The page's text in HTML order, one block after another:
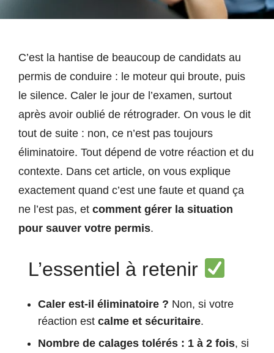
C’est la hantise de beaucoup de candidats au
permis de conduire : le moteur qui broute, puis
le silence. Caler le jour de l’examen, surtout
après avoir oublié de rétrograder. On vous le dit
tout de suite : non, ce n’est pas toujours
éliminatoire. Tout dépend de votre réaction et du
contexte. Dans cet article, on vous explique
exactement quand c’est une faute et quand ça
ne l’est pas, et comment gérer la situation
pour sauver votre permis.
L’essentiel à retenir
Caler est-il éliminatoire ? Non, si votre
réaction est calme et sécuritaire.
Nombre de calages tolérés : 1 à 2 fois, si